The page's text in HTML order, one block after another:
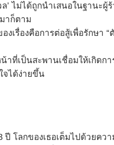
ล’ ไม่ได้ถูกนำเสนอในฐาน
าก็ตาม
งเรื่องคือการต่อสู้เพื่อรักษา
ที่เป็นสะพานเชื่อมให้เกิดก
จได้ง่ายขึ้น
โลกของเธอเต็มไปด้วยค